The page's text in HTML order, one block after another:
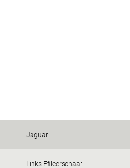
Jaguar
Links Efileerschaar